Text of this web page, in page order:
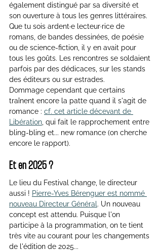
également distingué par sa diversité et
son ouverture à tous les genres littéraires.
Que tu sois ardent·e lecteur·rice de
romans, de bandes dessinées, de poésie
ou de science-fiction, il y en avait pour
tous les goûts. Les rencontres se soldaient
parfois par des dédicaces, sur les stands
des éditeurs ou sur estrades.
Dommage cependant que certains
traînent encore la patte quand il s'agit de
romance : cf. cet article décevant de
Libération , qui fait le rapprochement entre
bling-bling et... new romance (on cherche
encore le rapport).
Et en 2025 ?
Le lieu du Festival change, le directeur
aussi ! Pierre-Yves Bérenguer est nommé
nouveau Directeur Général . Un nouveau
concept est attendu. Puisque l'on
participe à la programmation, on te tient
très vite au courant pour les changements
de l'édition de 2025...